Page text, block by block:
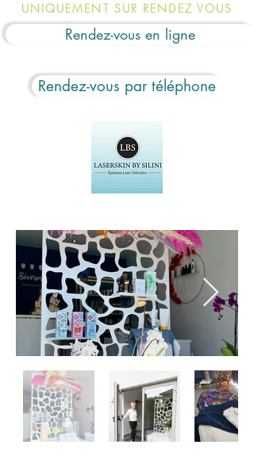
UNIQUEMENT SUR RENDEZ VOUS
Rendez-vous en ligne
Rendez-vous par téléphone